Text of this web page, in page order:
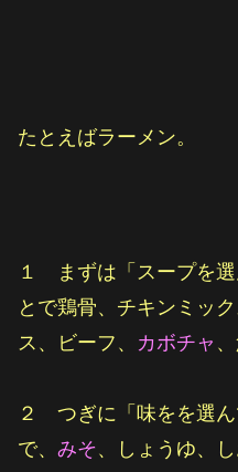
たとえばラーメン。
１ まずは「スープを
とで鶏骨、チキンミッ
ス、ビーフ、 カボチャ
２ つぎに「味をを選
で、 みそ、しょうゆ、